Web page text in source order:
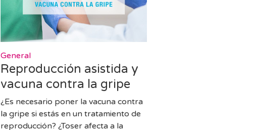
General
Reproducción asistida y
vacuna contra la gripe
¿Es necesario poner la vacuna contra
la gripe si estás en un tratamiento de
reproducción? ¿Toser afecta a la